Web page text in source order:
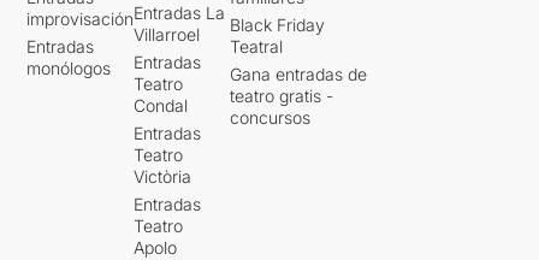
improvisación
Entradas
monólogos
Entradas La
Villarroel
Entradas
Teatro
Condal
Entradas
Teatro
Victòria
Entradas
Teatro
Apolo
Black Friday
Teatral
Gana entradas de
teatro gratis -
concursos